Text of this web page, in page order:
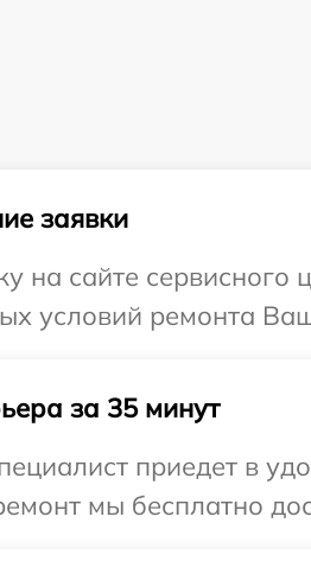
заявки
на сайте
условий ремонта
за 35 минут
приедет в
мы бесплатно